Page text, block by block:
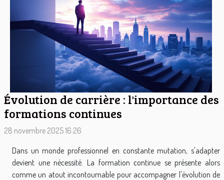
Évolution de carrière : l'importance des
formations continues
28 novembre 2025 16:26
Dans un monde professionnel en constante mutation, s'adapter
devient une nécessité. La formation continue se présente alors
comme un atout incontournable pour accompagner l'évolution de